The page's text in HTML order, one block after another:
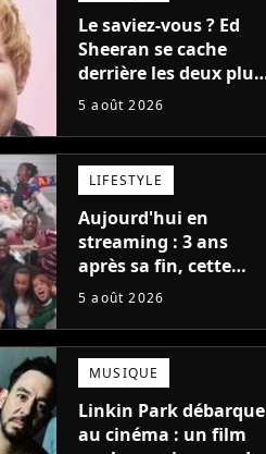
Le saviez-vous ? Ed
Sheeran se cache
derrière les deux plus
gros tubes du
5 août 2026
LIFESTYLE
Aujourd'hui en
streaming : 3 ans
après sa fin, cette
série aux 13 Emmy
une suite...
totalement différente
5 août 2026
MUSIQUE
Linkin Park débarque
au cinéma : un film